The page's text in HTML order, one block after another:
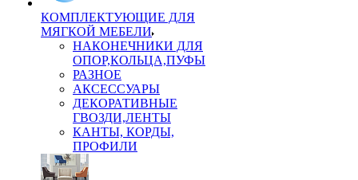
КОМПЛЕКТУЮЩИЕ ДЛЯ
МЯГКОЙ МЕБЕЛИ
НАКОНЕЧНИКИ ДЛЯ
ОПОР,КОЛЬЦА,ПУФЫ
РАЗНОЕ
АКСЕССУАРЫ
ДЕКОРАТИВНЫЕ
ГВОЗДИ,ЛЕНТЫ
КАНТЫ, КОРДЫ,
ПРОФИЛИ